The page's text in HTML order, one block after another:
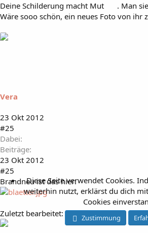
Deine Schilderung macht Mut
. Man
Wäre sooo schön, ein neues Foto von ihr
Vera
23 Okt 2012
#25
Dabei
Beiträge
23 Okt 2012
#25
Brandneu ist das hier:
Zuletzt bearbeitet:23 Okt 2012
Diese Seite verwendet Cookies.
weiterhin nutzt, erklärst du dich
Cookies
Zustimmung